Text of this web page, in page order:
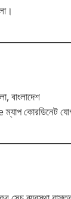
বাংলাদেশ
কোরডিনেট